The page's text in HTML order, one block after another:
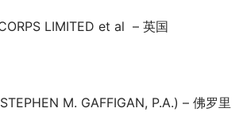
LIMITED et al  – 英国
M. GAFFIGAN, P.A.) – 佛罗里